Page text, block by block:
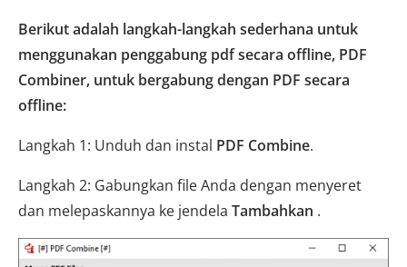
Berikut adalah langkah-langkah sederhana untuk
menggunakan penggabung pdf secara offline, PDF
Combiner, untuk bergabung dengan PDF secara
offline:
Langkah 1: Unduh dan instal PDF Combine.
Langkah 2: Gabungkan file Anda dengan menyeret
dan melepaskannya ke jendela Tambahkan .